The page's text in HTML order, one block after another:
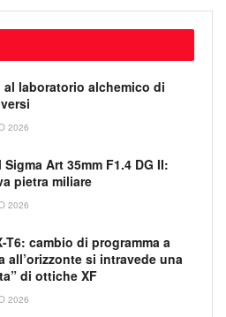
al laboratorio alchemico di
2026
Art 35mm F1.4 DG II:
pietra miliare
2026
T6: cambio di programma a
all’orizzonte si intravede una
di ottiche XF
2026